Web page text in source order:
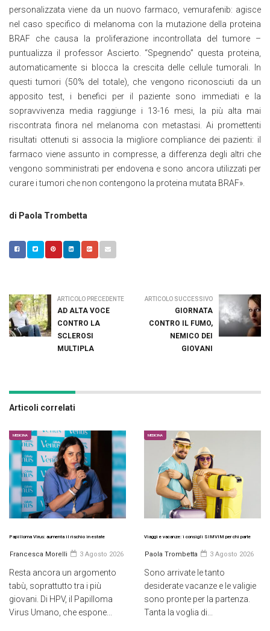
personalizzata viene da un nuovo farmaco, vemurafenib: agisce
nel caso specifico di melanoma con la mutazione della proteina
BRAF che causa la proliferazione incontrollata del tumore –
puntualizza il professor Ascierto. “Spegnendo” questa proteina,
automaticamente si blocca la crescita delle cellule tumorali. In
questi tumori (50% del totale), che vengono riconosciuti da un
apposito test, i benefici per il paziente sono immediati e la
sopravvivenza media raggiunge i 13-16 mesi, la più alta mai
riscontrata finora nel melanoma con metastasi. Ai promettenti
risultati ottenuti si associa la migliore compliance dei pazienti: il
farmaco viene assunto in compresse, a differenza degli altri che
vengono somministrati per endovena e sono ancora utilizzati per
curare i tumori che non contengono la proteina mutata BRAF».
di Paola Trombetta
ARTICOLO PRECEDENTE
AD ALTA VOCE
CONTRO LA
SCLEROSI
MULTIPLA
ARTICOLO SUCCESSIVO
GIORNATA
CONTRO IL FUMO,
NEMICO DEI
GIOVANI
Articoli correlati
MEDICINA
Papilloma Virus: aumenta il rischio in estate
Francesca Morelli 3 Agosto 2026
Resta ancora un argomento
tabù, soprattutto tra i più
giovani. Di HPV, il Papilloma
Virus Umano, che espone...
MEDICINA
Viaggi e vacanze: i consigli SIMVIM per chi parte
Paola Trombetta 3 Agosto 2026
Sono arrivate le tanto
desiderate vacanze e le valigie
sono pronte per la partenza.
Tanta la voglia di...